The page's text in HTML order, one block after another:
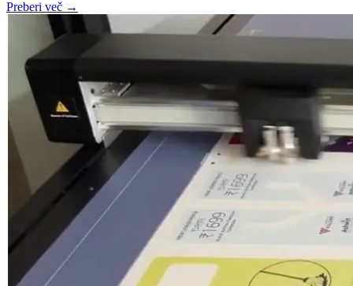
Preberi več →